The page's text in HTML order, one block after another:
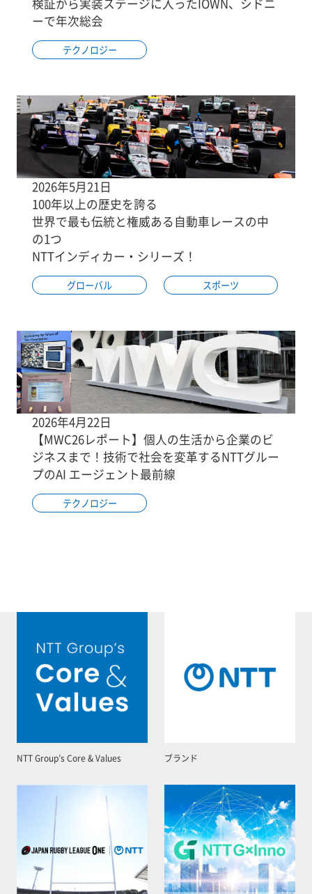
検証から実装ステージに入ったIOWN、シドニ
ーで年次総会
テクノロジー
2026年5月21日
100年以上の歴史を誇る
世界で最も伝統と権威ある自動車レースの中
の1つ
NTTインディカー・シリーズ！
グローバル スポーツ
2026年4月22日
【MWC26レポート】個人の生活から企業のビ
ジネスまで！技術で社会を変革するNTTグルー
プのAI エージェント最前線
テクノロジー
NTT Group’s Core & Values ブランド